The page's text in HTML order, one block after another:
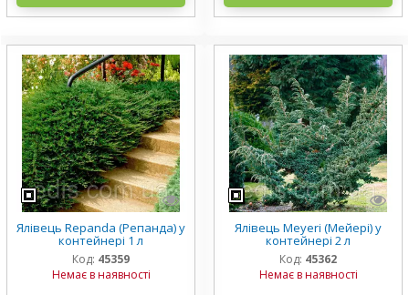
Ялівець Repanda (Репанда) у
контейнері 1 л
Код: 45359
Немає в наявності
Ялівець Meyeri (Мейері) у
контейнері 2 л
Код: 45362
Немає в наявності